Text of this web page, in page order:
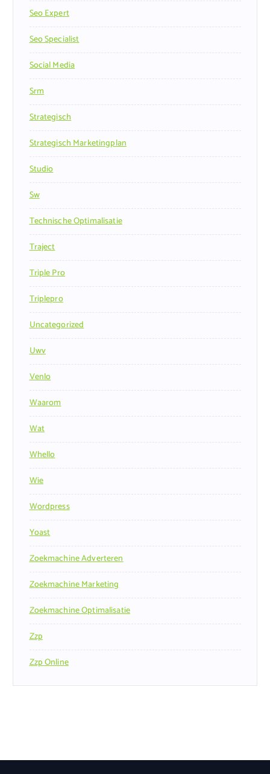
Seo Expert
Seo Specialist
Social Media
Srm
Strategisch
Strategisch Marketingplan
Studio
Sw
Technische Optimalisatie
Traject
Triple Pro
Triplepro
Uncategorized
Uwv
Venlo
Waarom
Wat
Whello
Wie
Wordpress
Yoast
Zoekmachine Adverteren
Zoekmachine Marketing
Zoekmachine Optimalisatie
Zzp
Zzp Online